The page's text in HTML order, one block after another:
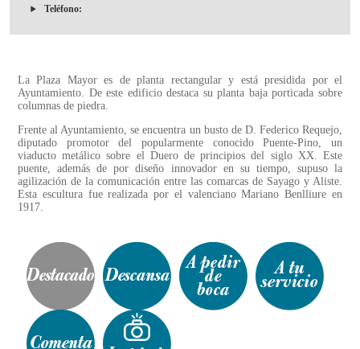
Teléfono:
La Plaza Mayor es de planta rectangular y está presidida por el
Ayuntamiento. De este edificio destaca su planta baja porticada sobre
columnas de piedra.
Frente al Ayuntamiento, se encuentra un busto de D. Federico Requejo,
diputado promotor del popularmente conocido Puente-Pino, un
viaducto metálico sobre el Duero de principios del siglo XX. Este
puente, además de por diseño innovador en su tiempo, supuso la
agilización de la comunicación entre las comarcas de Sayago y Aliste.
Esta escultura fue realizada por el valenciano Mariano Benlliure en
1917.